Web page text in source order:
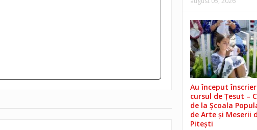
Au început
cursul de Țesut –
de la Școala
de Arte și Meserii
Pitești